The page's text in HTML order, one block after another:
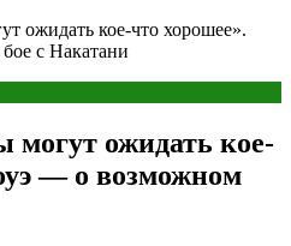
ожидать кое-что хорошее».
с Накатани
могут ожидать кое-
— о возможном